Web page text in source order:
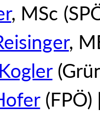
, MSc
,
(FPÖ)